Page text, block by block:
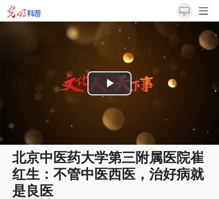
Play
Video
北京中医药大学第三附属医院崔
红生：不管中医西医，治好病就
是良医